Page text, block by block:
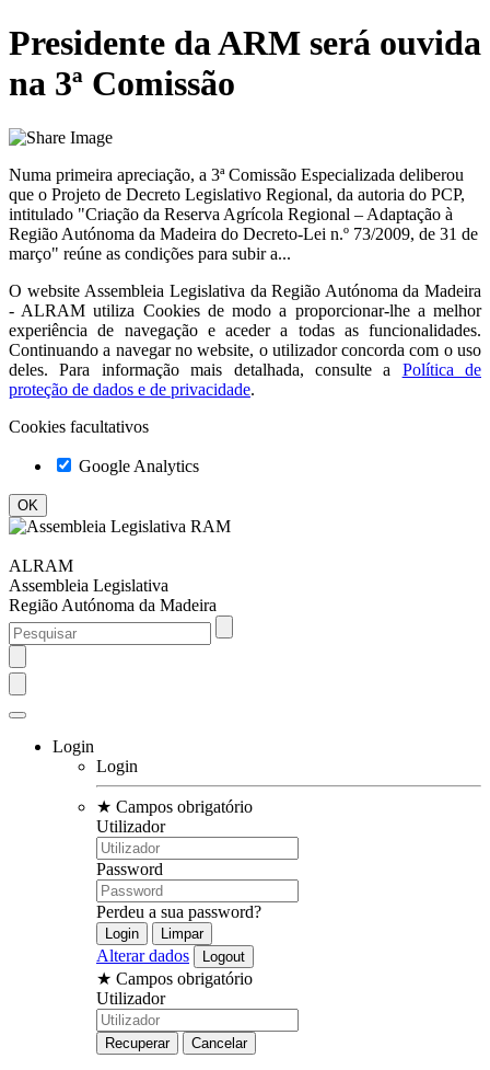
Presidente da ARM será ouvida
na 3ª Comissão
Numa primeira apreciação, a 3ª Comissão Especializada deliberou
que o Projeto de Decreto Legislativo Regional, da autoria do PCP,
intitulado "Criação da Reserva Agrícola Regional – Adaptação à
Região Autónoma da Madeira do Decreto-Lei n.º 73/2009, de 31 de
março" reúne as condições para subir a...
O website Assembleia Legislativa da Região Autónoma da Madeira
- ALRAM utiliza Cookies de modo a proporcionar-lhe a melhor
experiência de navegação e aceder a todas as funcionalidades.
Continuando a navegar no website, o utilizador concorda com o uso
deles. Para informação mais detalhada, consulte a
Política de
proteção de dados e de privacidade.
Cookies facultativos
Google Analytics
ALRAM
Assembleia Legislativa
Região Autónoma da Madeira
Login
Login
★ Campos obrigatório
Utilizador
Password
Perdeu a sua password?
Alterar dados
★ Campos obrigatório
Utilizador